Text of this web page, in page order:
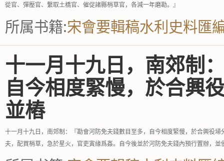
從官、彈壓官、繫取土橋官、催促諸縣梢草官，各減一年磨勘。』
所属书籍:宋會要輯稿水利史料匯
十一月十九日，南郊制
自今相度緊慢，於合興
並樁
十一月十九日，南郊制：『勘會河防免夫錢數目至多，自今相度緊慢，於合興役
夫，配買梢草，急於星火，官吏寅緣爲姦。自今後並於河防免夫錢內預行置辦，